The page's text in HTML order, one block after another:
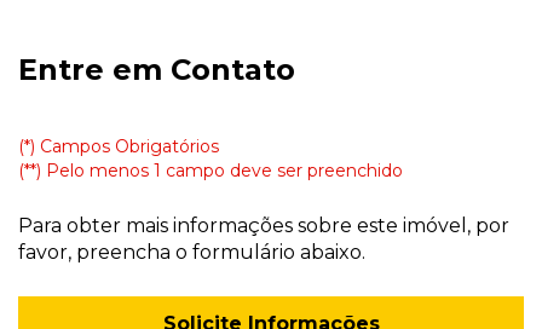
Entre em Contato
(*) Campos Obrigatórios
(**) Pelo menos 1 campo deve ser preenchido
Para obter mais informações sobre este imóvel, por
favor, preencha o formulário abaixo.
Solicite Informações